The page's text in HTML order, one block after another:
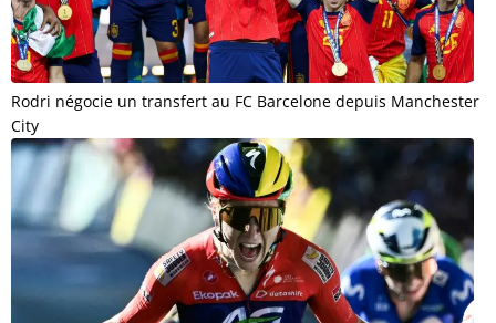
Rodri négocie un transfert au FC Barcelone depuis Manchester
City